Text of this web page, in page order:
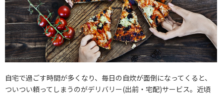
自宅で過ごす時間が多くなり、毎日の自炊が面倒になってくると、
ついつい頼ってしまうのがデリバリー(出前・宅配)サービス。近頃